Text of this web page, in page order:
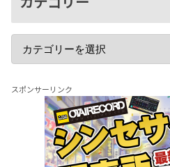
スポンサーリンク